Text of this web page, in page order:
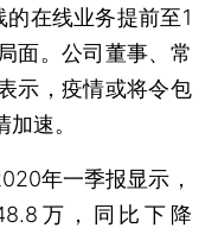
在线业务提前至1
面。公司董事、常
示，疫情或将令包
速。
年一季报显示，
万，同比下降